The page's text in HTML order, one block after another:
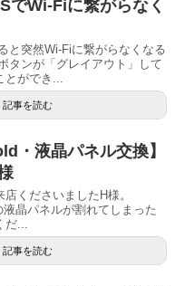
でWi-Fiに繋がらなく
と突然Wi-Fiに繋がらなくなる
タンが「グレイアウト」して
ができ...
記事を読む
・液晶パネル交換】
くださいましたH様。
液晶パネルが割れてしまった
...
記事を読む